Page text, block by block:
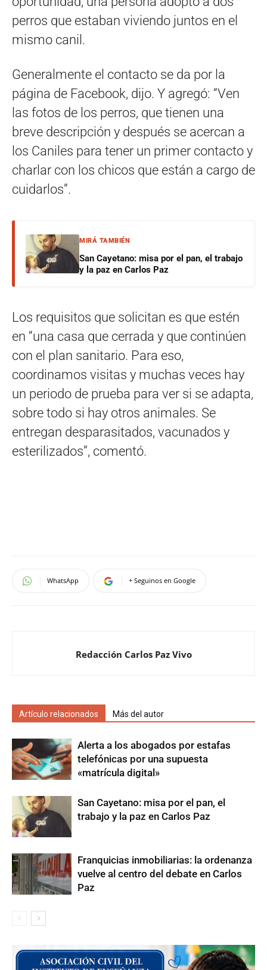
perros que estaban viviendo juntos en el
mismo canil.
Generalmente el contacto se da por la
página de Facebook, dijo. Y agregó: “Ven
las fotos de los perros, que tienen una
breve descripción y después se acercan a
los Caniles para tener un primer contacto y
charlar con los chicos que están a cargo de
cuidarlos”.
MIRÁ TAMBIÉN
San Cayetano: misa por el pan, el trabajo
y la paz en Carlos Paz
Los requisitos que solicitan es que estén
en “una casa que cerrada y que continúen
con el plan sanitario. Para eso,
coordinamos visitas y muchas veces hay
un periodo de prueba para ver si se adapta,
sobre todo si hay otros animales. Se
entregan desparasitados, vacunados y
esterilizados”, comentó.
WhatsApp + Seguinos en Google
Redacción Carlos Paz Vivo
Artículo relacionados Más del autor
Alerta a los abogados por estafas
telefónicas por una supuesta
«matrícula digital»
San Cayetano: misa por el pan, el
trabajo y la paz en Carlos Paz
Franquicias inmobiliarias: la ordenanza
vuelve al centro del debate en Carlos
Paz